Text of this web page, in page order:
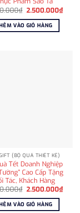
₫ Giá
là:
3.000.000₫.
2.500.000₫Giá
hiện
VÀO GIỎ HÀNG
(BỘ QUÀ THIẾT KẾ)
Tết Doanh Nghiệp
Cao Cấp Tặng
Tác, Khách Hàng
₫ Giá
là:
3.000.000₫.
2.500.000₫Giá
VÀO GIỎ HÀNG